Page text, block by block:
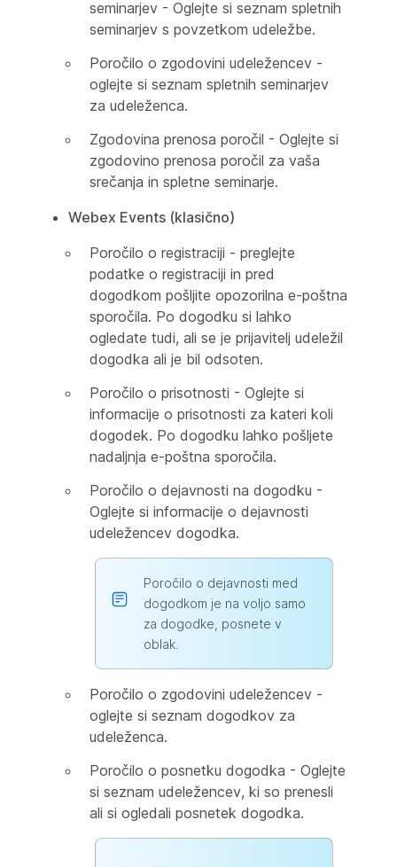
seminarjev - Oglejte si seznam spletnih
seminarjev s povzetkom udeležbe.
Poročilo o zgodovini udeležencev -
oglejte si seznam spletnih seminarjev
za udeleženca.
Zgodovina prenosa poročil - Oglejte si
zgodovino prenosa poročil za vaša
srečanja in spletne seminarje.
Webex Events (klasično)
Poročilo o registraciji - preglejte
podatke o registraciji in pred
dogodkom pošljite opozorilna e-poštna
sporočila. Po dogodku si lahko
ogledate tudi, ali se je prijavitelj udeležil
dogodka ali je bil odsoten.
Poročilo o prisotnosti - Oglejte si
informacije o prisotnosti za kateri koli
dogodek. Po dogodku lahko pošljete
nadaljnja e-poštna sporočila.
Poročilo o dejavnosti na dogodku -
Oglejte si informacije o dejavnosti
udeležencev dogodka.
Poročilo o dejavnosti med
dogodkom je na voljo samo
za dogodke, posnete v
oblak.
Poročilo o zgodovini udeležencev -
oglejte si seznam dogodkov za
udeleženca.
Poročilo o posnetku dogodka - Oglejte
si seznam udeležencev, ki so prenesli
ali si ogledali posnetek dogodka.